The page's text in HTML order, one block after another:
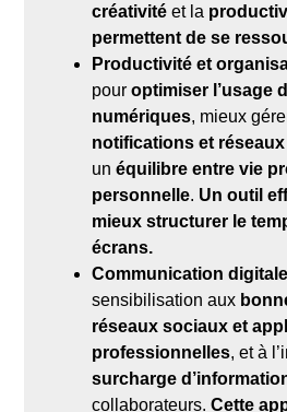
créativité et la
permettent de se
Productivité et
pouroptimiser l’usage
numériques, mieux
notifications et
unéquilibre entre vie
personnelle. Un outil
mieux structurer le
écrans.
Communication
sensibilisation aux
réseaux sociaux et
professionnelles, et à
surcharge
collaborateurs.Cette